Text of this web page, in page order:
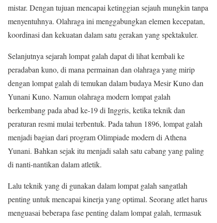
mistar. Dengan tujuan mencapai ketinggian sejauh mungkin tanpa
menyentuhnya. Olahraga ini menggabungkan elemen kecepatan,
koordinasi dan kekuatan dalam satu gerakan yang spektakuler.
Selanjutnya sejarah lompat galah dapat di lihat kembali ke
peradaban kuno, di mana permainan dan olahraga yang mirip
dengan lompat galah di temukan dalam budaya Mesir Kuno dan
Yunani Kuno. Namun olahraga modern lompat galah
berkembang pada abad ke-19 di Inggris, ketika teknik dan
peraturan resmi mulai terbentuk. Pada tahun 1896, lompat galah
menjadi bagian dari program Olimpiade modern di Athena
Yunani. Bahkan sejak itu menjadi salah satu cabang yang paling
di nanti-nantikan dalam atletik.
Lalu teknik yang di gunakan dalam lompat galah sangatlah
penting untuk mencapai kinerja yang optimal. Seorang atlet harus
menguasai beberapa fase penting dalam lompat galah, termasuk